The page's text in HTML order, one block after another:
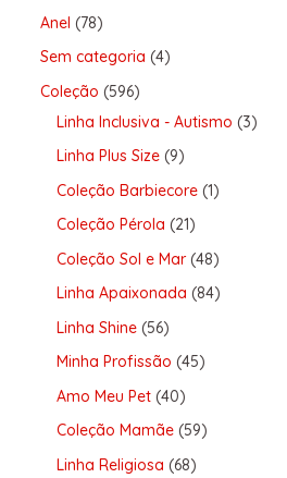
Anel 78
Sem categoria 4
Coleção 596
Linha Inclusiva - Autismo 3
Linha Plus Size 9
Coleção Barbiecore 1
Coleção Pérola 21
Coleção Sol e Mar 48
Linha Apaixonada 84
Linha Shine 56
Minha Profissão 45
Amo Meu Pet 40
Coleção Mamãe 59
Linha Religiosa 68